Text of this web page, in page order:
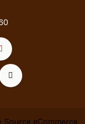
Source eCommerce